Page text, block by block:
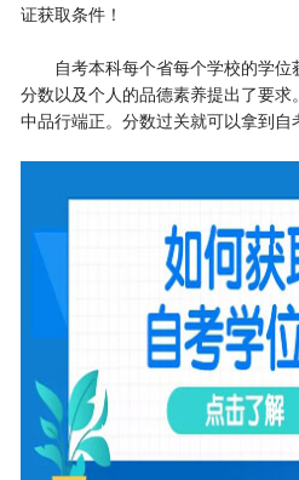
证获取条件！
自考本科每个省每个学校的学位
分数以及个人的品德素养提出了要
中品行端正。分数过关就可以拿到自